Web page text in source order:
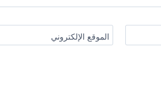
الموقع الإلكتروني